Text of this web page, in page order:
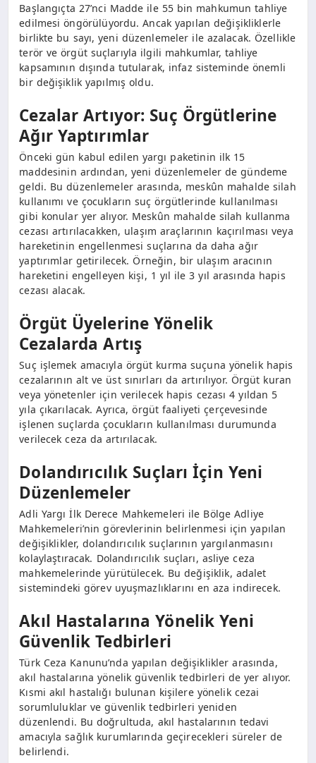
Başlangıçta 27’nci Madde ile 55 bin mahkumun tahliye
edilmesi öngörülüyordu. Ancak yapılan değişikliklerle
birlikte bu sayı, yeni düzenlemeler ile azalacak. Özellikle
terör ve örgüt suçlarıyla ilgili mahkumlar, tahliye
kapsamının dışında tutularak, infaz sisteminde önemli
bir değişiklik yapılmış oldu.
Cezalar Artıyor: Suç Örgütlerine
Ağır Yaptırımlar
Önceki gün kabul edilen yargı paketinin ilk 15
maddesinin ardından, yeni düzenlemeler de gündeme
geldi. Bu düzenlemeler arasında, meskûn mahalde silah
kullanımı ve çocukların suç örgütlerinde kullanılması
gibi konular yer alıyor. Meskûn mahalde silah kullanma
cezası artırılacakken, ulaşım araçlarının kaçırılması veya
hareketinin engellenmesi suçlarına da daha ağır
yaptırımlar getirilecek. Örneğin, bir ulaşım aracının
hareketini engelleyen kişi, 1 yıl ile 3 yıl arasında hapis
cezası alacak.
Örgüt Üyelerine Yönelik
Cezalarda Artış
Suç işlemek amacıyla örgüt kurma suçuna yönelik hapis
cezalarının alt ve üst sınırları da artırılıyor. Örgüt kuran
veya yönetenler için verilecek hapis cezası 4 yıldan 5
yıla çıkarılacak. Ayrıca, örgüt faaliyeti çerçevesinde
işlenen suçlarda çocukların kullanılması durumunda
verilecek ceza da artırılacak.
Dolandırıcılık Suçları İçin Yeni
Düzenlemeler
Adli Yargı İlk Derece Mahkemeleri ile Bölge Adliye
Mahkemeleri’nin görevlerinin belirlenmesi için yapılan
değişiklikler, dolandırıcılık suçlarının yargılanmasını
kolaylaştıracak. Dolandırıcılık suçları, asliye ceza
mahkemelerinde yürütülecek. Bu değişiklik, adalet
sistemindeki görev uyuşmazlıklarını en aza indirecek.
Akıl Hastalarına Yönelik Yeni
Güvenlik Tedbirleri
Türk Ceza Kanunu’nda yapılan değişiklikler arasında,
akıl hastalarına yönelik güvenlik tedbirleri de yer alıyor.
Kısmi akıl hastalığı bulunan kişilere yönelik cezai
sorumluluklar ve güvenlik tedbirleri yeniden
düzenlendi. Bu doğrultuda, akıl hastalarının tedavi
amacıyla sağlık kurumlarında geçirecekleri süreler de
belirlendi.